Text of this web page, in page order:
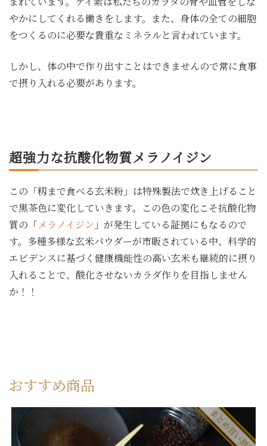
やかにしてくれる働きをします。また、身体の全ての細胞
をつくるのに必要な貴重なミネラルと言われています。
しかし、体の中で作り出すことはできませんので常に食事
で摂り入れる必要があります。
超強力な抗酸化物質メラノイジン
この「籾まで食べる玄米粉」は特殊製法で炊き上げること
で黒茶色に変化していきます。この色の変化こそ抗酸化物
質の「メラノイジン 」が発生している証拠にもなるので
す。多種多様な玄米パウダーが市販されている中、科学的
エビデンスに基づく健康機能性の高い玄米も継続的に摂り
入れることで、酸化させないカラダ作りを目指しません
か！！
おすすめ商品